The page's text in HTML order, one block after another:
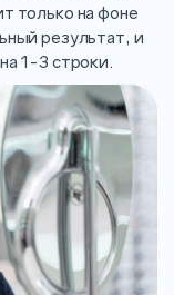
только на фоне
результат, и
1-3 строки.